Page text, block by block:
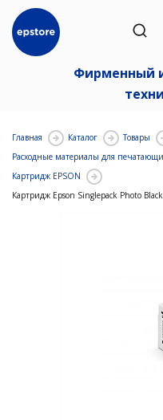
Фирменный
Главная Каталог
Товары
Расходные материалы для
Картридж EPSON
Картридж Epson Singlepack Photo